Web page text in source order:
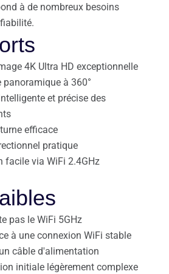
à de nombreux besoins
4K Ultra HD exceptionnelle
panoramique à 360°
et précise des
efficace
pratique
facile via WiFi 2.4GHz
pas le WiFi 5GHz
à une connexion WiFi stable
câble d'alimentation
initiale légèrement complexe